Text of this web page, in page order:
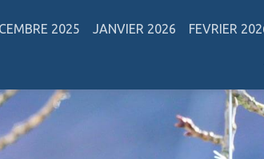
2025 JANVIER 2026 FEVRIER